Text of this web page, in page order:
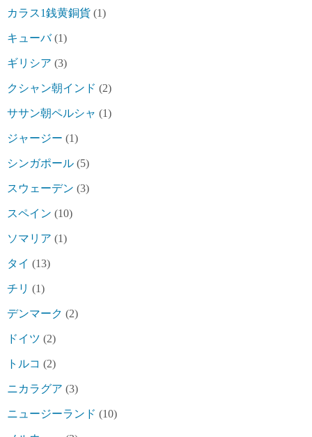
カラス1銭黄銅貨 (1)
キューバ(1)
ギリシア (3)
クシャン朝インド (2)
ササン朝ペルシャ (1)
ジャージー (1)
シンガポール (5)
スウェーデン (3)
スペイン (10)
ソマリア (1)
タイ (13)
チリ (1)
デンマーク (2)
ドイツ (2)
トルコ (2)
ニカラグア (3)
ニュージーランド (10)